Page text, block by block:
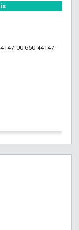
00 650-44147-